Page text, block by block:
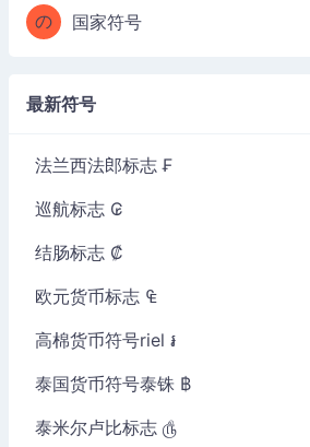
の 国家符号
最新符号
法兰西法郎标志 ₣
巡航标志 ₢
结肠标志 ₡
欧元货币标志 ₠
高棉货币符号riel ៛
泰国货币符号泰铢 ฿
泰米尔卢比标志 ௹